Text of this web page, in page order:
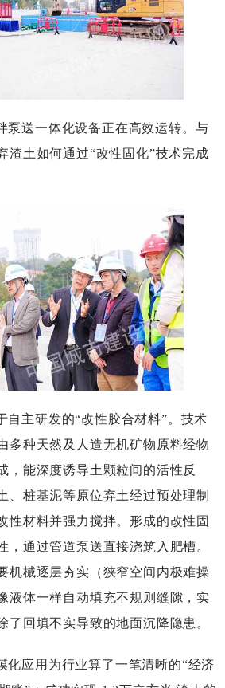
泵送一体化设备正在高效运转。与
渣土如何通过“改性固化”技术完成
自主研发的“改性胶合材料”。技术
多种天然及人造无机矿物原料经物
，能深度诱导土颗粒间的活性反
、桩基泥等原位弃土经过预处理制
性材料并强力搅拌。形成的改性固
，通过管道泵送直接浇筑入肥槽。
机械逐层夯实（狭窄空间内极难操
液体一样自动填充不规则缝隙，实
了回填不实导致的地面沉降隐患。
化应用为行业算了一笔清晰的“经济